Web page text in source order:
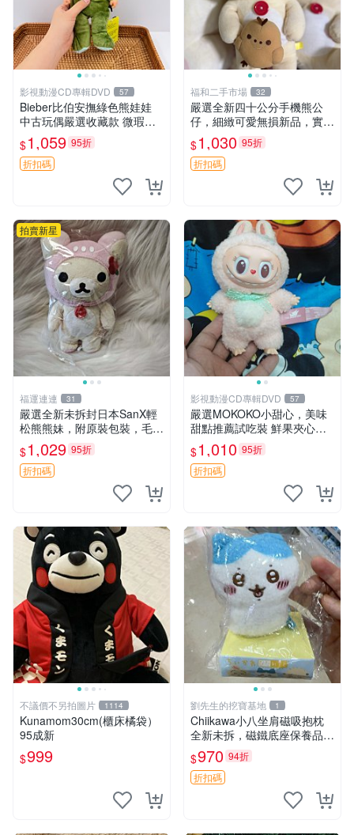
影視動漫CD專輯DVD 57
Bieber比伯安撫綠色熊娃娃
中古玩偶嚴選收藏款 微瑕輕
度使用 Bieber綠熊娃娃 中古
玩偶 微瑕
$1,059 95折
折扣碼
福和二手市場 32
嚴選全新四十公分手機熊公
仔，細緻可愛無損新品，實拍
展現萌趣風采 潘朵拉 熊抱枕
$1,030 95折
折扣碼
拍賣新星
福運連連 31
嚴選全新未拆封日本SanX輕
松熊熊妹，附原裝包裝，毛絨
質地極佳，細膩可愛，推薦收
藏兼送禮，適合女性好友或家
人，限量釋出。鬆熊、熊玩
$1,029 95折
折扣碼
影視動漫CD專輯DVD 57
嚴選MOKOKO小甜心，美味
甜點推薦試吃裝 鮮果夾心糖
果，甜蜜滋味享不停 薄荷草
莓 奶油心 60粒 mini小甜心糖
果，水果味夾心零食裝 心形
$1,010 95折
折扣碼
不議價不另拍圖片 1114
Kunamom30cm(櫃床橘袋）
95成新
$999
劉先生的挖寶基地 1
Chiikawa小八坐肩磁吸抱枕
全新未拆，磁鐵底座保養品專
用 磁鐵 磁吸 抱枕
$970 94折
折扣碼